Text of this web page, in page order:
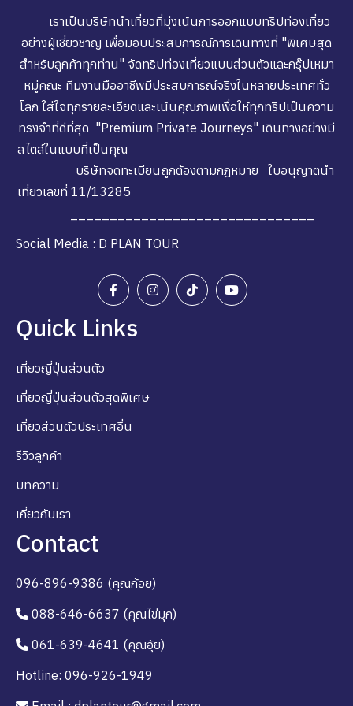
เราเป็นบริษัทนำเที่ยวที่มุ่งเน้นการออกแบบทริปท่องเที่ยว
อย่างผู้เชี่ยวชาญ เพื่อมอบประสบการณ์การเดินทางที่ "พิเศษสุด
สำหรับลูกค้าทุกท่าน" จัดทริปท่องเที่ยวแบบส่วนตัวและกรุ๊ปเหมา
หมู่คณะ ทีมงานมืออาชีพมีประสบการณ์จริงในหลายประเทศทั่ว
โลก ใส่ใจทุกรายละเอียดและเน้นคุณภาพเพื่อให้ทุกทริปเป็นความ
ทรงจำที่ดีที่สุด "Premium Private Journeys" เดินทางอย่างมี
สไตล์ในแบบที่เป็นคุณ
บริษัทจดทะเบียนถูกต้องตามกฎหมาย ใบอนุญาตนำ
เที่ยวเลขที่ 11/13285
Social Media : D PLAN TOUR
Quick Links
เที่ยวญี่ปุ่นส่วนตัว
เที่ยวญี่ปุ่นส่วนตัวสุดพิเศษ
เที่ยวส่วนตัวประเทศอื่น
รีวิวลูกค้า
บทความ
เกี่ยวกับเรา
Contact
096-896-9386 (คุณก้อย)
088-646-6637 (คุณไข่มุก)
061-639-4641 (คุณอุ้ย)
Hotline: 096-926-1949